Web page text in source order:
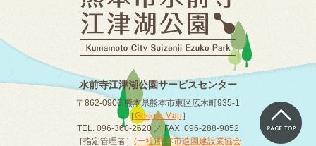
水前寺江津湖公園サービスセンター
〒862-0906 熊本県熊本市東区広木町935-1
［Google Map］
TEL. 096-360-2620 ／ FAX. 096-288-9852
［指定管理者］ (一社)熊本市造園建設業協会